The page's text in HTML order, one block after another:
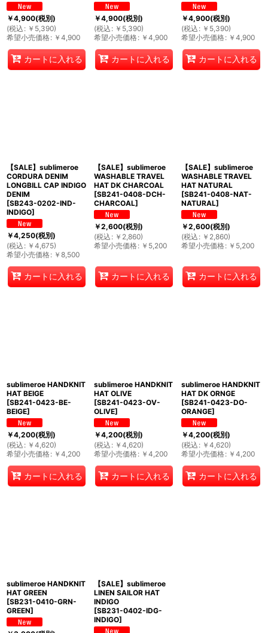
￥4,900(税別)
(税込 : ￥ 5,390)
希望小売価格: ￥ 4,900
カートに入れる
￥4,900(税別)
(税込 : ￥ 5,390)
希望小売価格: ￥ 4,900
カートに入れる
￥4,900(税別)
(税込 : ￥ 5,390)
希望小売価格: ￥ 4,900
カートに入れる
【SALE】sublimeroe
CORDURA DENIM
LONGBILL CAP INDIGO
DENIM
[SB243-0202-IND-
INDIGO]
￥4,250(税別)
(税込 : ￥ 4,675)
希望小売価格: ￥ 8,500
カートに入れる
【SALE】sublimeroe
WASHABLE TRAVEL
HAT DK CHARCOAL
[SB241-0408-DCH-
CHARCOAL]
￥2,600(税別)
(税込 : ￥ 2,860)
希望小売価格: ￥ 5,200
カートに入れる
【SALE】sublimeroe
WASHABLE TRAVEL
HAT NATURAL
[SB241-0408-NAT-
NATURAL]
￥2,600(税別)
(税込 : ￥ 2,860)
希望小売価格: ￥ 5,200
カートに入れる
sublimeroe HANDKNIT
HAT BEIGE
[SB241-0423-BE-
BEIGE]
￥4,200(税別)
(税込 : ￥ 4,620)
希望小売価格: ￥ 4,200
カートに入れる
sublimeroe HANDKNIT
HAT OLIVE
[SB241-0423-OV-
OLIVE]
￥4,200(税別)
(税込 : ￥ 4,620)
希望小売価格: ￥ 4,200
カートに入れる
sublimeroe HANDKNIT
HAT DK ORNGE
[SB241-0423-DO-
ORANGE]
￥4,200(税別)
(税込 : ￥ 4,620)
希望小売価格: ￥ 4,200
カートに入れる
sublimeroe HANDKNIT
HAT GREEN
[SB231-0410-GRN-
GREEN]
【SALE】sublimeroe
LINEN SAILOR HAT
INDIGO
[SB231-0402-IDG-
INDIGO]